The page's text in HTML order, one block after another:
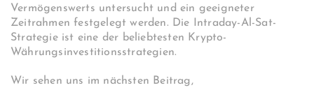
Vermögenswerts untersucht und ein geeigneter
Zeitrahmen festgelegt werden. Die Intraday-Al-Sat-
Strategie ist eine der beliebtesten Krypto-
Währungsinvestitionsstrategien.
Wir sehen uns im nächsten Beitrag,